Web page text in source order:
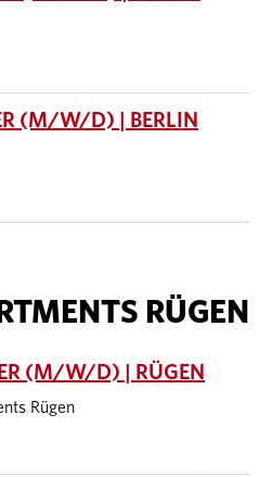
(M/W/D) | BERLIN
RÜGEN
(M/W/D) | RÜGEN
Rügen